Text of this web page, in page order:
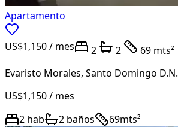
Apartamento
US$1,150/ mes 2 2
69 mts²
Evaristo Morales, Santo Domingo D.N.
US$1,150/ mes
2 hab 2 baños 69mts²